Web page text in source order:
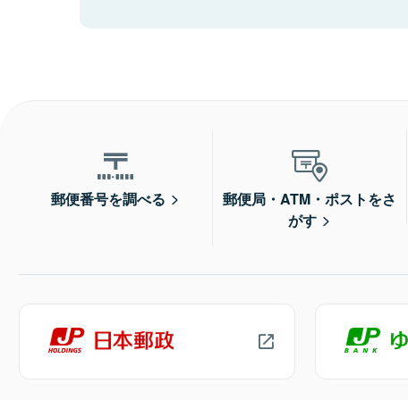
郵便番号を調べる
郵便局・ATM・ポストをさ
がす